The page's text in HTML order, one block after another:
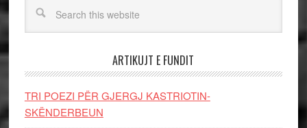
ARTIKUJT E FUNDIT
TRI POEZI PËR GJERGJ KASTRIOTIN-
SKËNDERBEUN